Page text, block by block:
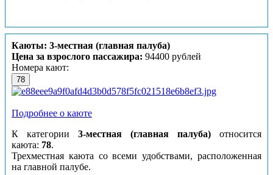
Каюты: 3-местная (главная палуба)
Цена за взрослого пассажира: 94400 рублей
Номера кают:
78
Подробнее о каюте
К категории 3-местная (главная палуба) относится
каюта: 78.
Трехместная каюта со всеми удобствами, расположенная
на главной палубе.